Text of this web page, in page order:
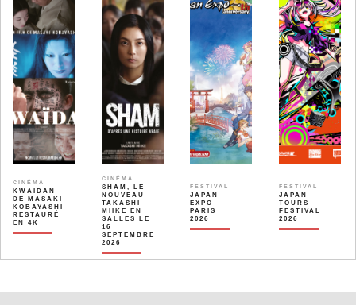
CINÉMA
KWAÏDAN
DE MASAKI
KOBAYASHI
RESTAURÉ
EN 4K
CINÉMA
SHAM, LE
NOUVEAU
TAKASHI
MIIKE EN
SALLES LE
16
SEPTEMBRE
2026
FESTIVAL
JAPAN
EXPO
PARIS
2026
FESTIVAL
JAPAN
TOURS
FESTIVAL
2026